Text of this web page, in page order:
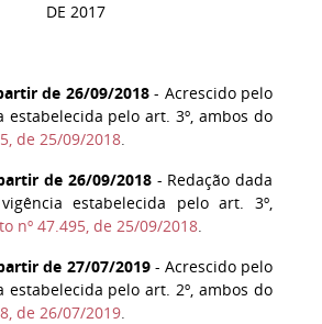
DE 2017
de 26/09/2018- Acrescido pelo
estabelecida pelo art. 3º, ambos do
de 25/09/2018.
de 26/09/2018- Redação dada
estabelecida pelo art. 3º,
nº 47.495, de 25/09/2018.
de 27/07/2019- Acrescido pelo
estabelecida pelo art. 2º, ambos do
de 26/07/2019.